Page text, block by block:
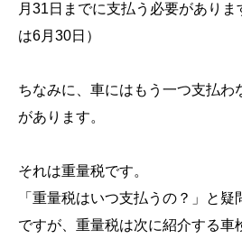
月31日までに支払う必要があり
は6月30日）
ちなみに、車にはもう一つ支払わ
があります。
それは重量税です。
「重量税はいつ支払うの？」と疑
ですが、重量税は次に紹介する車